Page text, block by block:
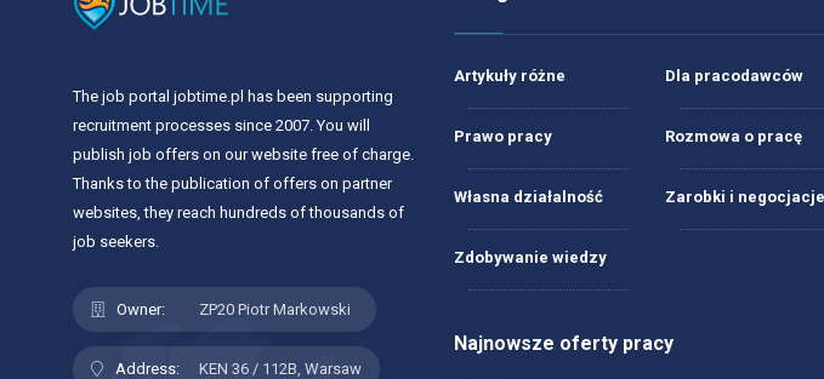
The job portal jobtime.pl has been supporting
recruitment processes since 2007. You will
publish job offers on our website free of charge.
Thanks to the publication of offers on partner
websites, they reach hundreds of thousands of
job seekers.
Owner: ZP20 Piotr Markowski
Address: KEN 36 / 112B, Warsaw
Artykuły różne Dla pracodawców
Prawo pracy Rozmowa o pracę
Własna działalność Zarobki i negocjacje
Zdobywanie wiedzy
Najnowsze oferty pracy